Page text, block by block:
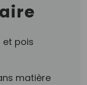
et pois
matière